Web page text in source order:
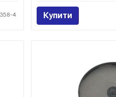
4 Купити